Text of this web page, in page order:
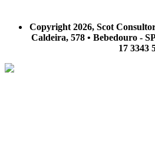
Copyright 2026, Scot
Caldeira, 578 • Bebedouro -
17 3343